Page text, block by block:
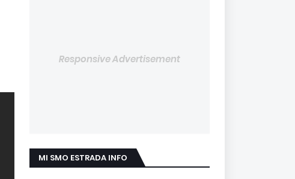
Responsive Advertisement
MI SMO ESTRADA INFO